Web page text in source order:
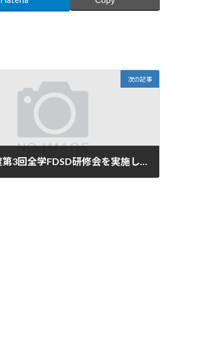
次の記事
令和7年度第3回全学FDSD研修会を実施しました。